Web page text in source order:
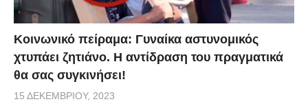
Κοινωνικό πείραμα: Γυναίκα αστυνομικός
χτυπάει ζητιάνο. Η αντίδραση του πραγματικά
θα σας συγκινήσει!
15 ΔΕΚΕΜΒΡΊΟΥ, 2023